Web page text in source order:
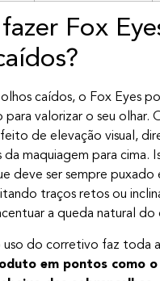
Fox
caídos, o Fox Eyes
para valorizar o seu olhar.
de elevação visual,
maquiagem para cima.
deve ser sempre puxado
traços retos ou
a queda natural do
uso do corretivo faz toda
em pontos como